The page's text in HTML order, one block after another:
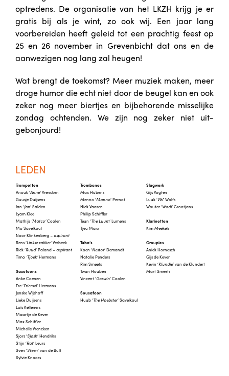
optredens. De organisatie van het LKZH krijg je er
gratis bij als je wint, zo ook wij. Een jaar lang
voorbereiden heeft geleid tot een prachtig feest op
25 en 26 november in Grevenbicht dat ons en de
aanwezigen nog lang zal heugen!
Wat brengt de toekomst? Meer muziek maken, meer
droge humor die echt niet door de beugel kan en ook
zeker nog meer biertjes en bijbehorende misselijke
zondag ochtenden. We zijn nog zeker niet uit-
gebonjourd!
LEDEN
Trompetten Trombones
Slagwerk
Anouk ‘Anne’Vrencken Max Hubens
Gijs Vogten
Guusje Duijsens
Menno ‘Manno‘ Pernot Luuk ‘VW‘ Wolfs
Ian ‘Jan‘ Salden Nick Vaasen Wouter ‘Wodi‘ Grootjans
Lyam Klee
Philip Schiffler
Mathijs ‘Matco’Coolen Teun ‘The Luum‘ Lumens
Klarinetten
Mo Savelkoul
Tjeu Marx
Kim Meekels
Noor Klinkenberg – aspirant
Rens ‘Linkse rakker’Verbeek Tuba‘s
Groupies
Rick ‘Ruud‘ Paland – aspirant Koen ‘Nestor‘ Demandt
Aniek Hornesch
Timo ‘Tjoek’Hermans Natalie Penders
Gijs de Kever
Rim Smeets
Kevin ‘Klundie‘ van de Klundert
Saxofoons
Twan Houben
Mart Smeets
Anke Coenen
Vincent ‘Goswin‘ Coolen
Fre ‘Friemel‘ Hermans
Jenske Wijshoff
Sousafoon
Lieke Duijsens
Huub ‘The Hoebster‘ Savelkoul
Loïs Kelleners
Maartje de Kever
Max Schiffler
Michelle Vrencken
Sjors ‘Sjosh‘ Hendriks
Stijn ‘Rat‘ Leurs
Sven ‘Sfeen‘ van de Bult
Sylvie Knoors